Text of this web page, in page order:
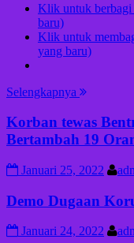
Klik untuk berbagi
baru)
Klik untuk
yang baru)
Selengkapnya
Korban tewas
Bertambah 19
Januari 25, 2022
Demo Dugaan
Januari 24, 2022